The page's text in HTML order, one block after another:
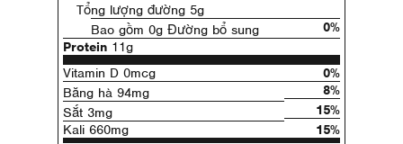
Tổng lượng đường 5g
Bao gồm 0g Đường bổ sung
0%
Protein 11g
Vitamin D 0mcg
0%
Băng hà 94mg
8%
Sắt 3mg
15%
Kali 660mg
15%